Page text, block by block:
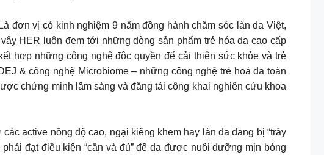
vị có kinh nghiệm 9 năm đồng hành chăm sóc làn da Việt,
HER luôn đem tới những dòng sản phẩm trẻ hóa da cao cấp
hợp những công nghệ độc quyền để cải thiện sức khỏe và trẻ
& công nghệ Microbiome – những công nghệ trẻ hoá da toàn
chứng minh lâm sàng và đăng tải công khai nghiên cứu khoa
active nồng độ cao, ngại kiêng khem hay làn da đang bị “trây
đạt điều kiện “cần và đủ” để da được nuôi dưỡng mịn bóng